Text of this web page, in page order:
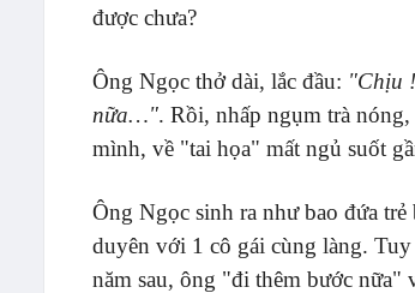
được chưa?
Ông Ngọc thở dài, lắc đầu: "Chịu
nữa…". Rồi, nhấp ngụm trà
mình, về "tai họa" mất ngủ suốt
Ông Ngọc sinh ra như bao đứa
duyên với 1 cô gái cùng làng.
năm sau, ông "đi thêm bước